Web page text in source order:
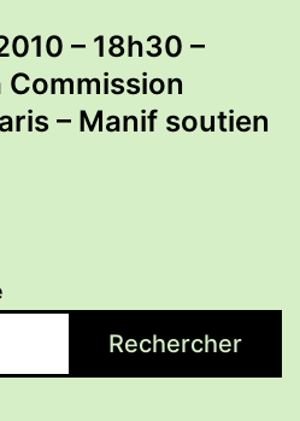
– 18h30 –
Commission
– Manif soutien
Rechercher